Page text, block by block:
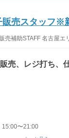
販売スタッフ※
補助STAFF 名古屋
売、レジ打ち、
15:00〜21:00